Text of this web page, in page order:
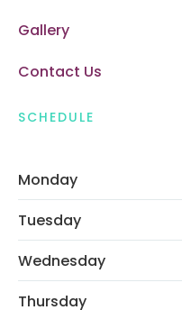
Gallery
Contact Us
SCHEDULE
Monday
Tuesday
Wednesday
Thursday